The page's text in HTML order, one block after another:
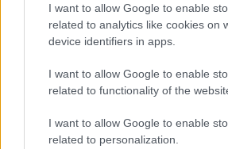
I want to allow Google to enable
related to analytics like cookies on
device identifiers in apps.
I want to allow Google to enable
related to functionality of the
I want to allow Google to enable
related to personalization.
El impacto de la iniciativa
Rufián en el panorama
Gabriel Rufián ha logrado captar la